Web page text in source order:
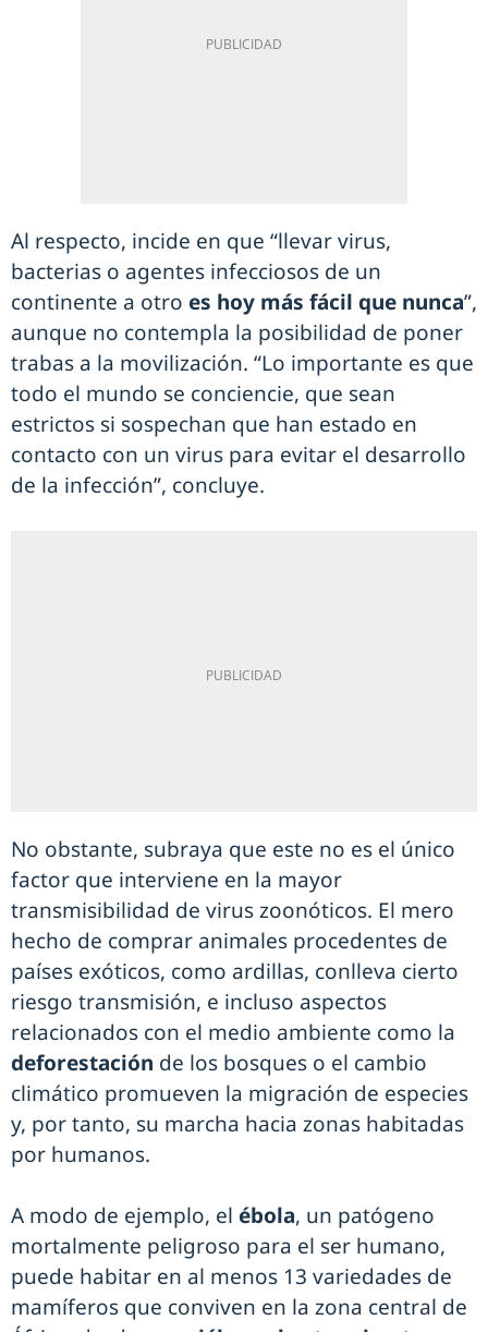
Al respecto, incide en que “llevar virus,
bacterias o agentes infecciosos de un
continente a otro es hoy más fácil que nunca”,
aunque no contempla la posibilidad de poner
trabas a la movilización. “Lo importante es que
todo el mundo se conciencie, que sean
estrictos si sospechan que han estado en
contacto con un virus para evitar el desarrollo
de la infección”, concluye.
No obstante, subraya que este no es el único
factor que interviene en la mayor
transmisibilidad de virus zoonóticos. El mero
hecho de comprar animales procedentes de
países exóticos, como ardillas, conlleva cierto
riesgo transmisión, e incluso aspectos
relacionados con el medio ambiente como la
deforestación de los bosques o el cambio
climático promueven la migración de especies
y, por tanto, su marcha hacia zonas habitadas
por humanos.
A modo de ejemplo, el ébola, un patógeno
mortalmente peligroso para el ser humano,
puede habitar en al menos 13 variedades de
mamíferos que conviven en la zona central de